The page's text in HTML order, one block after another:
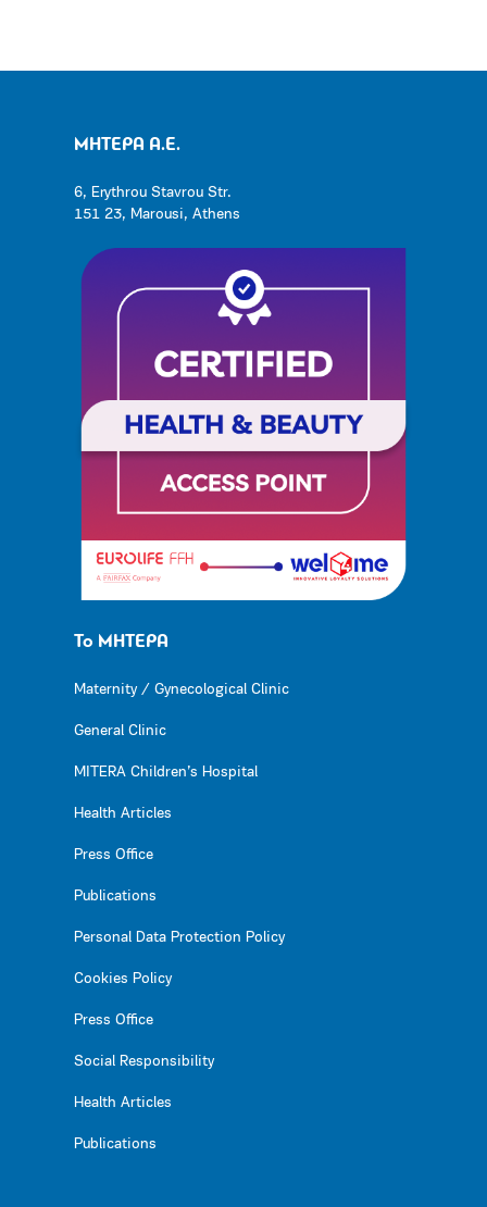
ΜΗΤΕΡΑ Α.Ε.
6, Erythrou Stavrou Str.
151 23, Marousi, Athens
Το ΜΗΤΕΡΑ
Maternity / Gynecological Clinic
General Clinic
MITERA Children’s Hospital
Health Articles
Press Office
Publications
Personal Data Protection Policy
Cookies Policy
Press Office
Social Responsibility
Health Articles
Publications